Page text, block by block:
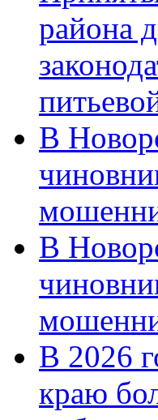
района
В
В
В 2026
краю